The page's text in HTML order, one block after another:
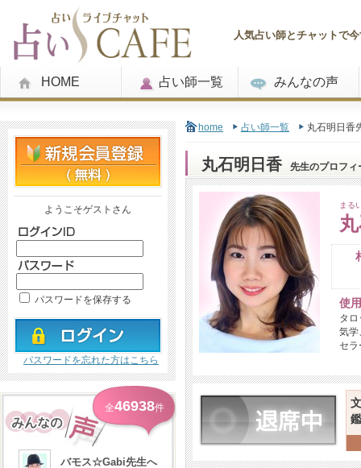
人気占い師とチャットで
HOME 占い師一覧 みんなの声
ようこそゲストさん
パスワードを保存する
パスワードを忘れた方はこちら
全46938件
バモス☆Gabi先生へ
home 占い師一覧 丸石明日香
丸石明日香 先生のプロフィ
まる
使
タ
気学
セラ